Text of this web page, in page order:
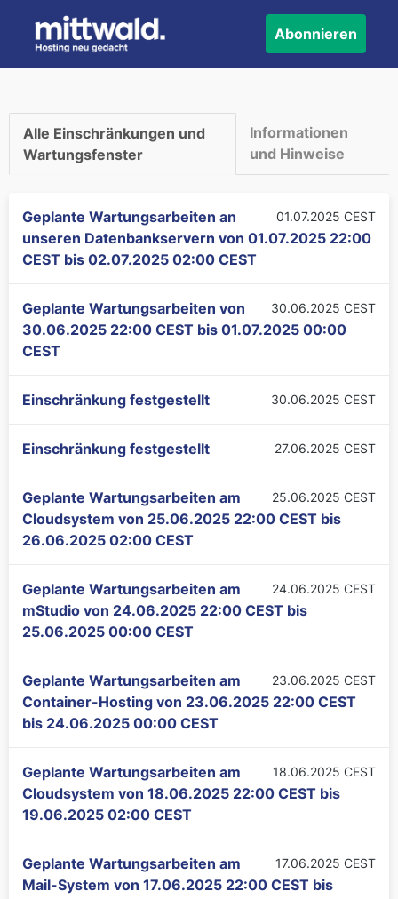
Abonnieren
Alle Einschränkungen und
Wartungsfenster
Informationen
und Hinweise
01.07.2025 CEST
Geplante Wartungsarbeiten an
unseren Datenbankservern von 01.07.2025 22:00
CEST bis 02.07.2025 02:00 CEST
30.06.2025 CEST
Geplante Wartungsarbeiten von
30.06.2025 22:00 CEST bis 01.07.2025 00:00
CEST
30.06.2025 CEST
Einschränkung festgestellt
27.06.2025 CEST
Einschränkung festgestellt
25.06.2025 CEST
Geplante Wartungsarbeiten am
Cloudsystem von 25.06.2025 22:00 CEST bis
26.06.2025 02:00 CEST
24.06.2025 CEST
Geplante Wartungsarbeiten am
mStudio von 24.06.2025 22:00 CEST bis
25.06.2025 00:00 CEST
23.06.2025 CEST
Geplante Wartungsarbeiten am
Container-Hosting von 23.06.2025 22:00 CEST
bis 24.06.2025 00:00 CEST
18.06.2025 CEST
Geplante Wartungsarbeiten am
Cloudsystem von 18.06.2025 22:00 CEST bis
19.06.2025 02:00 CEST
17.06.2025 CEST
Geplante Wartungsarbeiten am
Mail-System von 17.06.2025 22:00 CEST bis